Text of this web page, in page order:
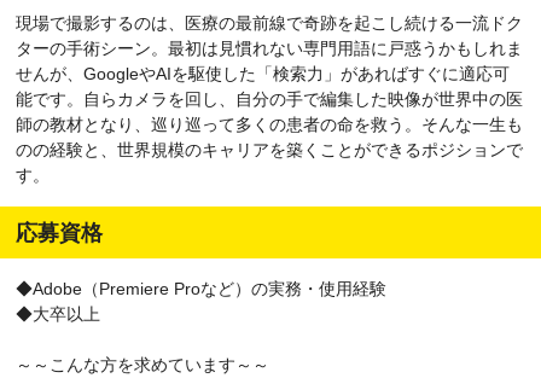
現場で撮影するのは、医療の最前線で奇跡を起こし続ける一流ドク
ターの手術シーン。最初は見慣れない専門用語に戸惑うかもしれま
せんが、GoogleやAIを駆使した「検索力」があればすぐに適応可
能です。自らカメラを回し、自分の手で編集した映像が世界中の医
師の教材となり、巡り巡って多くの患者の命を救う。そんな一生も
のの経験と、世界規模のキャリアを築くことができるポジションで
す。
応募資格
◆Adobe（Premiere Proなど）の実務・使用経験
◆大卒以上
～～こんな方を求めています～～